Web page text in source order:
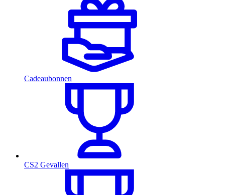
Cadeaubonnen
CS2 Gevallen